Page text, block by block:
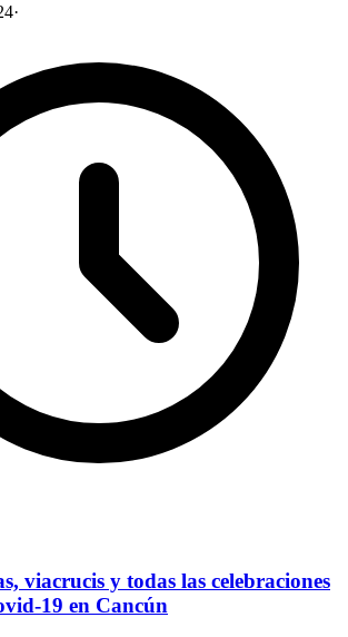
·
viacrucis y todas las celebraciones
19 en Cancún